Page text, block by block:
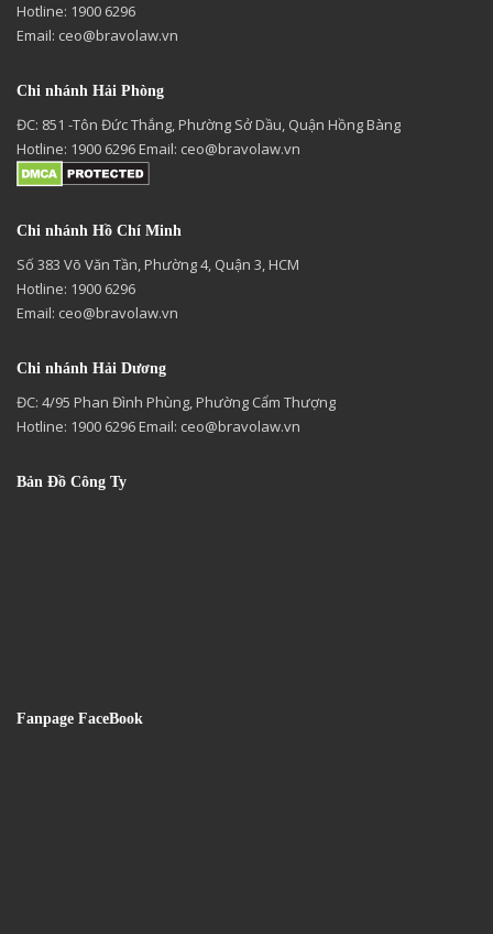
Hotline: 1900 6296
Email: ceo@bravolaw.vn
Chi nhánh Hải Phòng
ĐC: 851 -Tôn Đức Thắng, Phường Sở Dầu, Quận Hồng Bàng
Hotline: 1900 6296 Email: ceo@bravolaw.vn
Chi nhánh Hồ Chí Minh
Số 383 Võ Văn Tần, Phường 4, Quận 3, HCM
Hotline: 1900 6296
Email: ceo@bravolaw.vn
Chi nhánh Hải Dương
ĐC: 4/95 Phan Đình Phùng, Phường Cẩm Thượng
Hotline: 1900 6296 Email: ceo@bravolaw.vn
Bản Đồ Công Ty
Fanpage FaceBook